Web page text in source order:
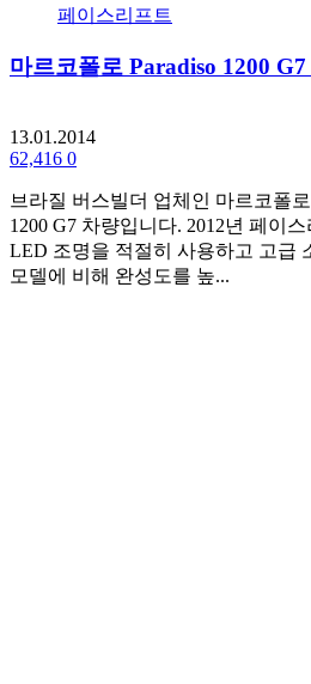
마르코폴로 Paradiso 1200
13.01.2014
62,416 0
브라질 버스빌더 업체인 마르코폴
1200 G7 차량입니다. 2012년 페이
LED 조명을 적절히 사용하고 고급
모델에 비해 완성도를 높...